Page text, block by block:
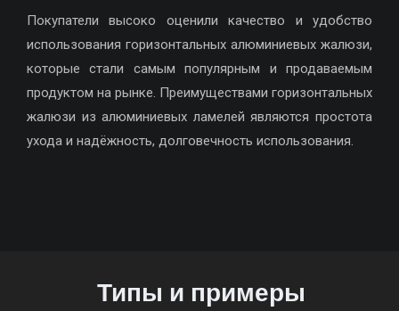
Покупатели высоко оценили качество и удобство
использования горизонтальных алюминиевых жалюзи,
которые стали самым популярным и продаваемым
продуктом на рынке. Преимуществами горизонтальных
жалюзи из алюминиевых ламелей являются простота
ухода и надёжность, долговечность использования.
Типы и примеры